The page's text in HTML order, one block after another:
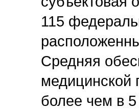
115
Средняя
медицинской
более чем в